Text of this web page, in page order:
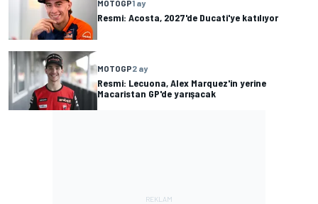
MOTOGP1 ay
Resmi: Acosta, 2027'de Ducati'ye katılıyor
MOTOGP2 ay
Resmi: Lecuona, Alex Marquez'in yerine
Macaristan GP'de yarışacak